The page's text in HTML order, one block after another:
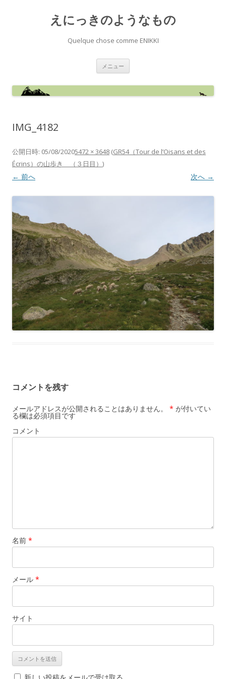
えにっきのようなもの
Quelque chose comme ENIKKI
メニュー
ン
へ
IMG_4182
公開日時: 05/08/20205472 × 3648 (GR54（Tour de l’Oisans et des
Écrins）の山歩き （３日目） )
← 前へ 次へ →
コメントを残す
メールアドレスが公開されることはありません。 * が付いてい
る欄は必須項目です
コメント
名前 *
メール *
サイト